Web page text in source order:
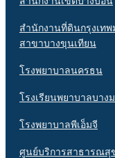
สำนักงานที่ดินกรุงเท
สาขาบางขุนเทียน
โรงพยาบาลนครธน
โรงเรียนพยาบาลบาง
โรงพยาบาลพีเอ็มจี
ศูนย์บริการสาธารณสุ